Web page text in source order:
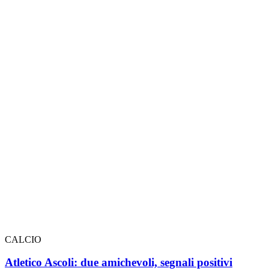
CALCIO
Atletico Ascoli: due amichevoli, segnali positivi